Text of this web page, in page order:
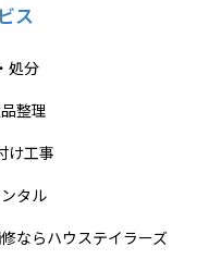
ス
処分
整理
け工事
タル
ならハウステイラーズ